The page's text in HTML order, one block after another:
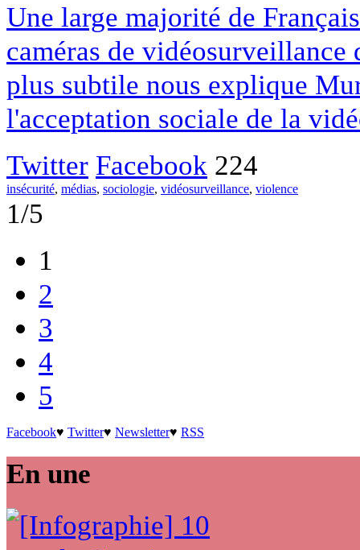
Une large majorité de
caméras de
plus subtile nous explique
l'acceptation sociale de la
Twitter Facebook 224
insécurité, médias, sociologie, vidéosurveillance, violence
1/5
1
2
3
4
5
Facebook♥ Twitter♥ Newsletter♥ RSS
En une